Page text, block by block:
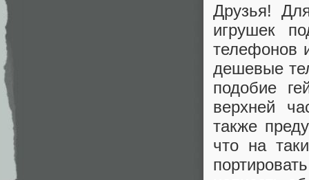
Друзья!
игрушек
телефонов
дешевые
подобие
верхней
также
что на